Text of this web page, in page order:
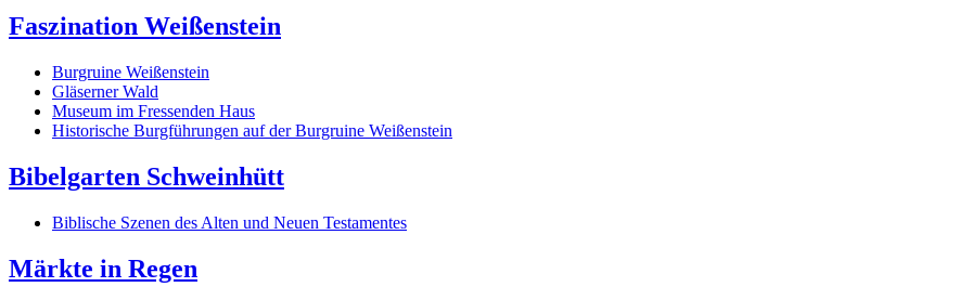
Faszination Weißenstein
Burgruine Weißenstein
Gläserner Wald
Museum im Fressenden Haus
Historische Burgführungen auf der Burgruine Weißenstein
Bibelgarten Schweinhütt
Biblische Szenen des Alten und Neuen Testamentes
Märkte in Regen